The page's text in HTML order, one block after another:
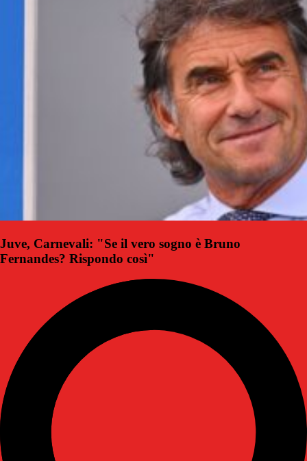
Juve, Carnevali: "Se il vero sogno è Bruno
Fernandes? Rispondo così"